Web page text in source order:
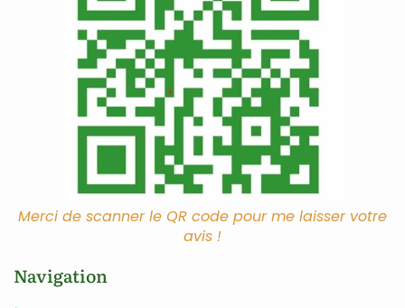
Merci de scanner le QR code pour me laisser votre
avis !
Navigation